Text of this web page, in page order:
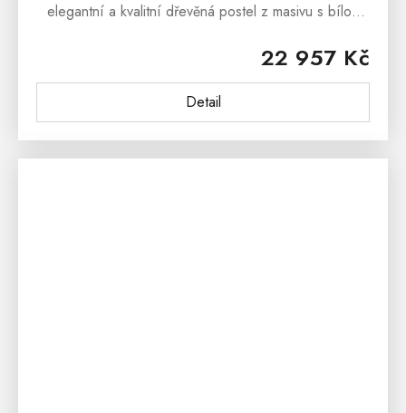
22 957 Kč
Detail
elegantní a kvalitní dřevěná postel z masivu s bílou
každé ložnice.Rustikální...